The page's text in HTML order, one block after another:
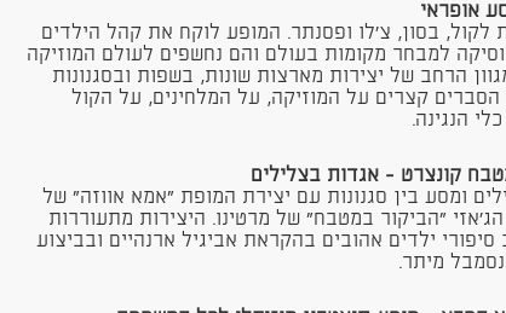
לקול, בסון, צ'לו ופסנתר. המופע לוקח את קהל הילדים
למבחר מקומות בעולם והם נחשפים לעולם המוזיקה
הרחב של יצירות מארצות שונות, בשפות ובסגנונות
הסברים קצרים על המוזיקה, על המלחינים, על הקול
הנגינה.
ומסע בין סגנונות עם יצירת המופת "אמא אווזה" של
"הביקור במטבח" של מרטינו. היצירות מתעוררות
סיפורי ילדים אהובים בהקראת אביגיל ארנהיים ובביצוע
מיתר.